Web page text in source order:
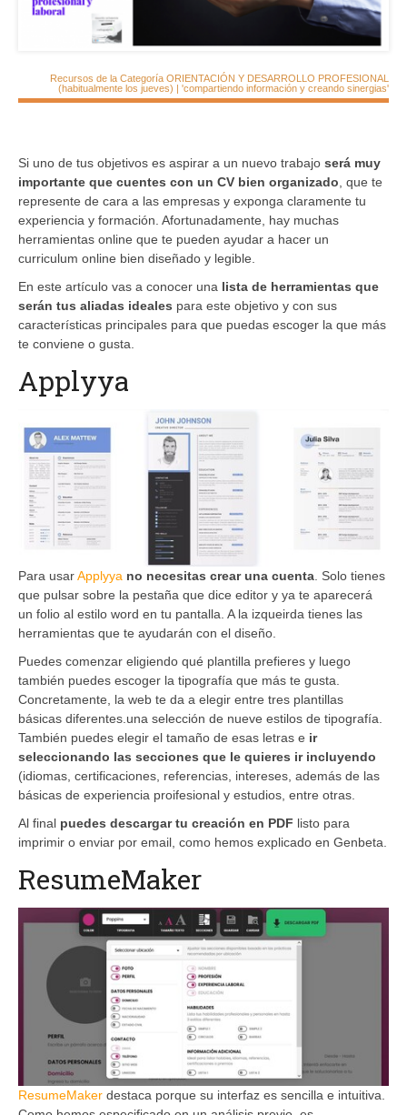
Recursos de la Categoría ORIENTACIÓN Y DESARROLLO PROFESIONAL
(habitualmente los jueves) | 'compartiendo información y creando sinergias'
Si uno de tus objetivos es aspirar a un nuevo trabajo será muy
importante que cuentes con un CV bien organizado , que te
represente de cara a las empresas y exponga claramente tu
experiencia y formación. Afortunadamente, hay muchas
herramientas online que te pueden ayudar a hacer un
curriculum online bien diseñado y legible.
En este artículo vas a conocer una lista de herramientas que
serán tus aliadas ideales para este objetivo y con sus
características principales para que puedas escoger la que más
te conviene o gusta.
Applyya
Para usarApplyya no necesitas crear una cuenta . Solo tienes
que pulsar sobre la pestaña que dice editor y ya te aparecerá
un folio al estilo word en tu pantalla. A la izqueirda tienes las
herramientas que te ayudarán con el diseño.
Puedes comenzar eligiendo qué plantilla prefieres y luego
también puedes escoger la tipografía que más te gusta.
Concretamente, la web te da a elegir entre tres plantillas
básicas diferentes.una selección de nueve estilos de tipografía.
También puedes elegir el tamaño de esas letras e ir
seleccionando las secciones que le quieres ir incluyendo
(idiomas, certificaciones, referencias, intereses, además de las
básicas de experiencia proifesional y estudios, entre otras.
Al final puedes descargar tu creación en PDF listo para
imprimir o enviar por email, como hemos explicado en Genbeta.
ResumeMaker
ResumeMaker destaca porque su interfaz es sencilla e intuitiva.